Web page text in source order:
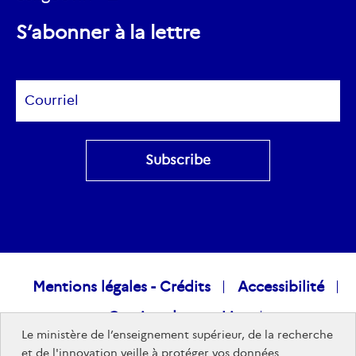
ec.europa.eu
S’abonner à la lettre
Raccourcis
Mentions légales - Crédits
Accessibilité
Gestion des cookies
Données personnelles
Nous rejoindre
Le ministère de l’enseignement supérieur, de la recherche
et de l'innovation veille à protéger vos données